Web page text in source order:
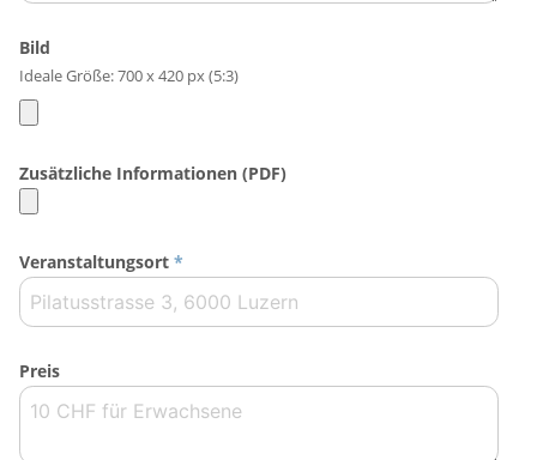
Bild
Ideale Größe: 700 x 420 px (5:3)
Zusätzliche Informationen (PDF)
Veranstaltungsort *
Preis